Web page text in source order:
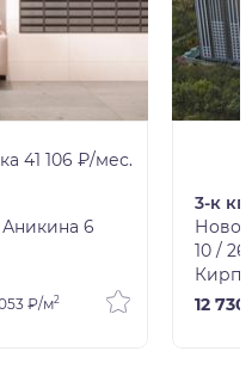
41 106 ₽/мес.
6
₽/м2
3-к
10 /
12